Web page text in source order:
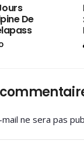
De
ne sera pas